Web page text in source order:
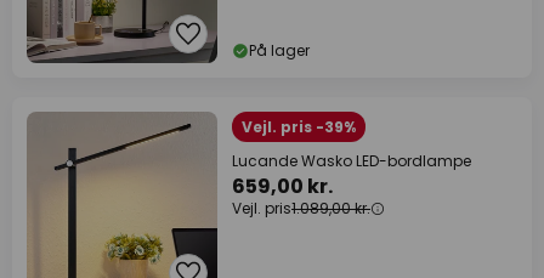
På lager
Vejl. pris -39%
Lucande Wasko LED-bordlampe
659,00 kr.
Vejl. pris1.089,00 kr.